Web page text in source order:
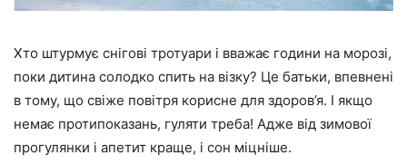
Хто штурмує снігові тротуари і вважає години на морозі,
поки дитина солодко спить на візку? Це батьки, впевнені
в тому, що свіже повітря корисне для здоров’я. І якщо
немає протипоказань, гуляти треба! Адже від зимової
прогулянки і апетит краще, і сон міцніше.